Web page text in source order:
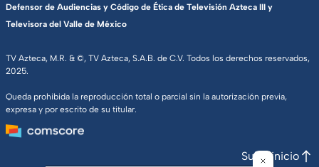
TV Azteca, M.R. & ©, TV Azteca, S.A.B. de C.V. Todos los derechos reservados,
2025.
Queda prohibida la reproducción total o parcial sin la autorización previa,
expresa y por escrito de su titular.
Defensor de Audiencias y Código de Ética de Televisión Azteca III y
Televisora del Valle de México
Subir inicio